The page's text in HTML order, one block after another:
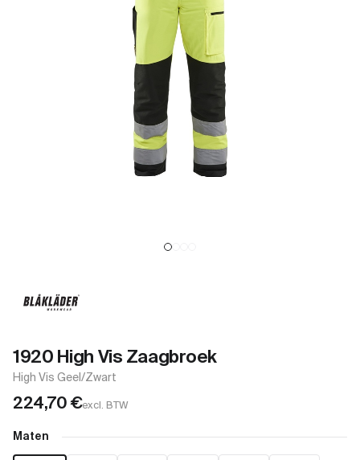
1920 High Vis Zaagbroek
High Vis Geel/Zwart
224,70€excl. BTW
Maten